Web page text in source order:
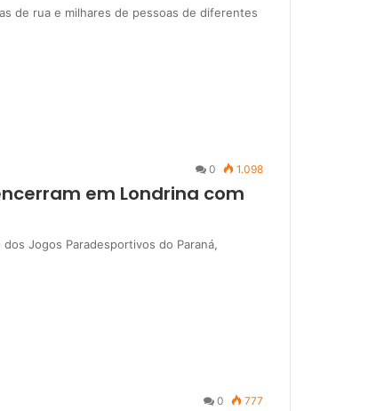
de rua e milhares de pessoas de diferentes
0 1.098
em Londrina com
Jogos Paradesportivos do Paraná,
0 777